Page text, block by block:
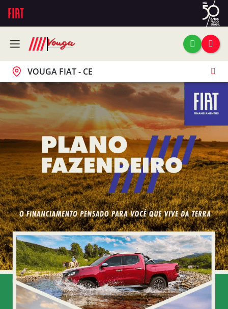
VOUGA FIAT - CE